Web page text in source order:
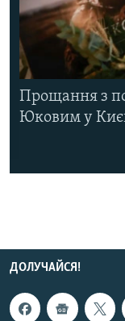
Прощання з
Юковим у
ДОЛУЧАЙСЯ!